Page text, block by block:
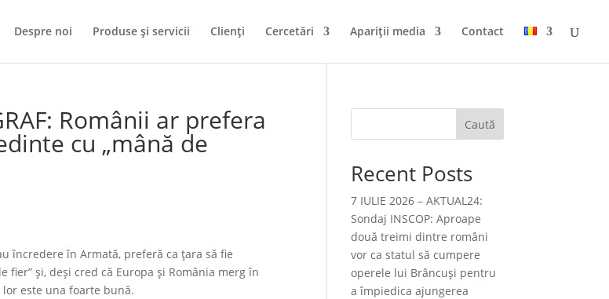
Despre noi Produse și servicii Clienți Cercetări Apariții media Contact
Românii ar prefera
cu „mână de
încredere în Armată, preferă ca ţara să fie
şi, deşi cred că Europa şi România merg în
este una foarte bună.
Caută
Recent Posts
7 IULIE 2026 – AKTUAL24:
Sondaj INSCOP: Aproape
două treimi dintre români
vor ca statul să cumpere
operele lui Brâncuşi pentru
a împiedica ajungerea